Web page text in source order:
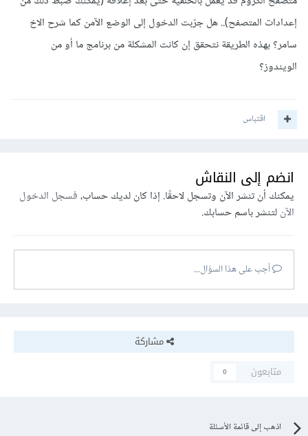
إعدادات المتصفح).. هل جرّبت الدخول إلى الوضع الآمن كما شرح الاخ
سامر؟ بهذه الطريقة نتحقق إن كانت المشكلة من برنامج ما أو من
الويندوز؟
اقتباس
انضم إلى النقاش
يمكنك أن تنشر الآن وتسجل لاحقًا. إذا كان لديك حساب،فسجل الدخول
الآنلتنشر باسم حسابك.
أجب على هذا السؤال...
مشاركة
متابعون
0
اذهب إلى قائمة الأسئلة